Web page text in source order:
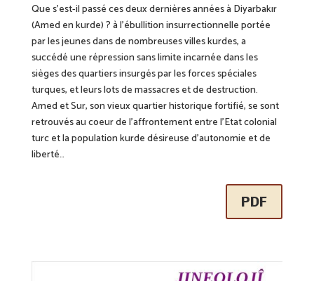
Que s’est-il passé ces deux dernières années à Diyarbakır
(Amed en kurde) ? à l’ébullition insurrectionnelle portée
par les jeunes dans de nombreuses villes kurdes, a
succédé une répression sans limite incarnée dans les
sièges des quartiers insurgés par les forces spéciales
turques, et leurs lots de massacres et de destruction.
Amed et Sur, son vieux quartier historique fortifié, se sont
retrouvés au coeur de l’affrontement entre l’Etat colonial
turc et la population kurde désireuse d’autonomie et de
liberté…
PDF